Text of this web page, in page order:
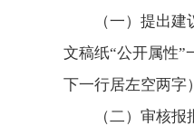
（一）提出
文稿纸“公开属性”
下一行居左空两字
（二）审核